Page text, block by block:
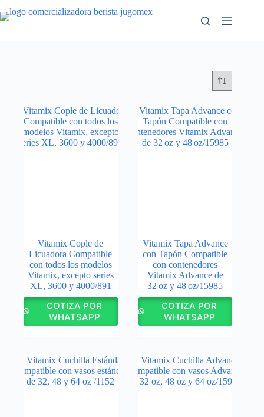
al
Vitamix Cople de
Licuadora Compatible
con todos los modelos
Vitamix, excepto series
XL, 3600 y 4000/891
COTIZA POR
WHATSAPP
Vitamix Tapa Advance
con Tapón Compatible
con contenedores
Vitamix Advance de
32 oz y 48 oz/15985
COTIZA POR
WHATSAPP